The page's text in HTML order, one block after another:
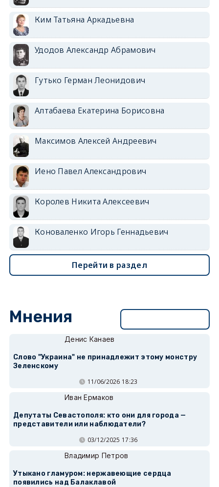
Ким Татьяна Аркадьевна
Удодов Александр Абрамович
Гутько Герман Леонидович
Алтабаева Екатерина Борисовна
Максимов Алексей Андреевич
Иено Павел Александрович
Королев Никита Алексеевич
Коноваленко Игорь Геннадьевич
Перейти в раздел
Мнения
Денис Канаев
Слово "Украина" не принадлежит этому монстру
Зеленскому
11/06/2026 18:23
Иван Ермаков
Депутаты Севастополя: кто они для города —
представители или наблюдатели?
03/12/2025 17:36
Владимир Петров
Утыкано гламуром: нержавеющие сердца
появились над Балаклавой